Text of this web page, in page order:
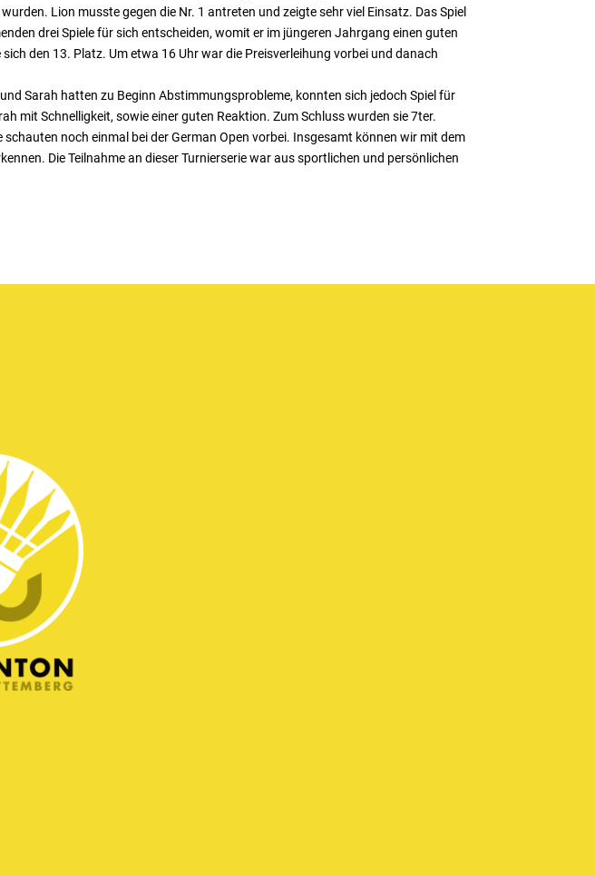
Lion musste gegen die Nr. 1 antreten und zeigte sehr viel Einsatz. Das Spiel
drei Spiele für sich entscheiden, womit er im jüngeren Jahrgang einen guten
den 13. Platz. Um etwa 16 Uhr war die Preisverleihung vorbei und danach
Sarah hatten zu Beginn Abstimmungsprobleme, konnten sich jedoch Spiel für
mit Schnelligkeit, sowie einer guten Reaktion. Zum Schluss wurden sie 7ter.
noch einmal bei der German Open vorbei. Insgesamt können wir mit dem
Die Teilnahme an dieser Turnierserie war aus sportlichen und persönlichen